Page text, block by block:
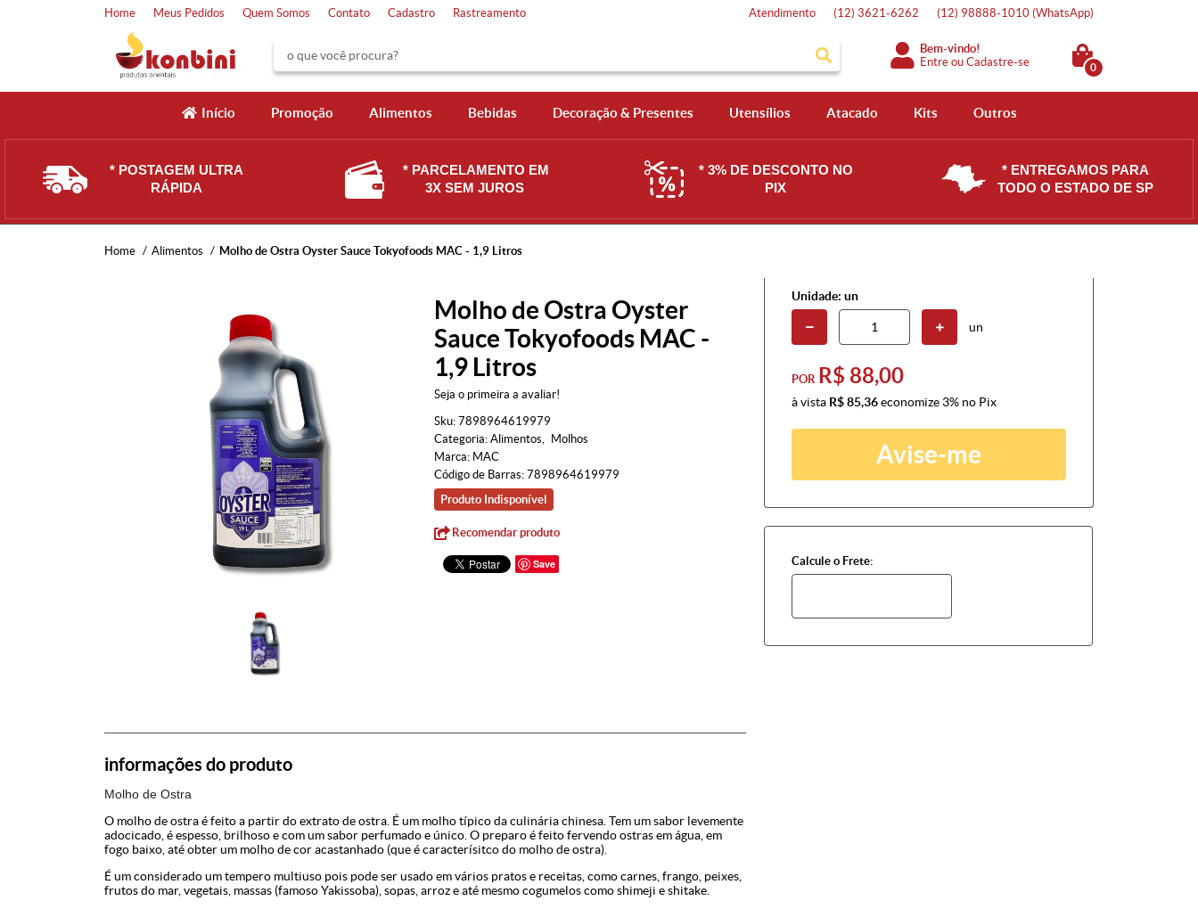
Home Meus Pedidos Quem Somos Contato Cadastro Rastreamento Atendimento (12) 3621-6262 (12) 98888-1010 (WhatsApp)
Bem-vindo!
Entre ouCadastre-se 0
Início Promoção Alimentos Bebidas Decoração & Presentes Utensílios Atacado Kits Outros
* POSTAGEM ULTRA
RÁPIDA
* PARCELAMENTO EM
3X SEM JUROS
* 3% DE DESCONTO NO
PIX
* ENTREGAMOS PARA
TODO O ESTADO DE SP
Home Alimentos Molho de Ostra Oyster Sauce Tokyofoods MAC - 1,9 Litros
Molho de Ostra Oyster
Sauce Tokyofoods MAC -
1,9 Litros
Seja o primeira a avaliar!
Sku: 7898964619979
Categoria: Alimentos
Molhos
Marca: MAC
Código de Barras: 7898964619979
Produto Indisponível
Recomendar produto
Save
Unidade: un
un
POR R$ 88,00
à vista R$ 85,36economize 3% no Pix
Avise-me
Calcule o Frete:
informações do produto
Molho de Ostra
O molho de ostra é feito a partir do extrato de ostra. É um molho típico da culinária chinesa. Tem um sabor levemente
adocicado, é espesso, brilhoso e com um sabor perfumado e único. O preparo é feito fervendo ostras em água, em
fogo baixo, até obter um molho de cor acastanhado (que é caracterísitco do molho de ostra).
É um considerado um tempero multiuso pois pode ser usado em vários pratos e receitas, como carnes, frango, peixes,
frutos do mar, vegetais, massas (famoso Yakissoba), sopas, arroz e até mesmo cogumelos como shimeji e shitake.